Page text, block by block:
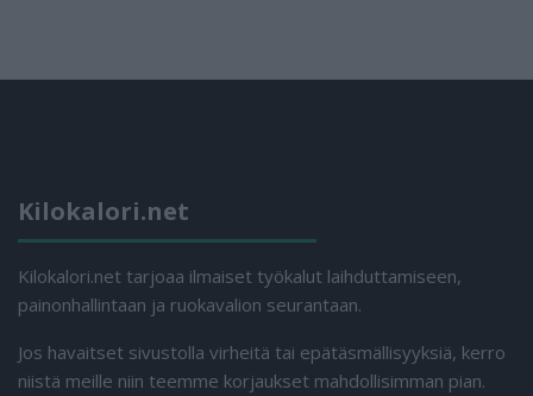
Kilokalori.net
Kilokalori.net tarjoaa ilmaiset työkalut laihduttamiseen,
painonhallintaan ja ruokavalion seurantaan.
Jos havaitset sivustolla virheitä tai epätäsmällisyyksiä, kerro
niistä meille niin teemme korjaukset mahdollisimman pian.